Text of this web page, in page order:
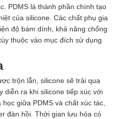
PDMS là thành phần chính tạo
của silicone. Các chất phụ gia
độ bám dính, khả năng chống
thuộc vào mục đích sử dụng
trộn lẫn, silicone sẽ trải qua
diễn ra khi silicone tiếp xúc với
giữa PDMS và chất xúc tác,
đàn hồi. Thời gian lưu hóa có